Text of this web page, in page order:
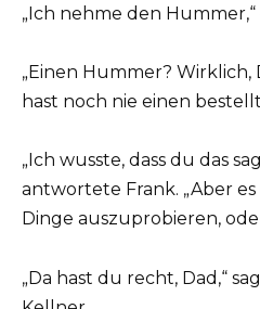
„Ich nehme den
„Einen Hummer? Wirklich,
hast noch nie einen
„Ich wusste, dass du das
antwortete Frank. „Aber
Dinge auszuprobieren,
„Da hast du recht, Dad,“